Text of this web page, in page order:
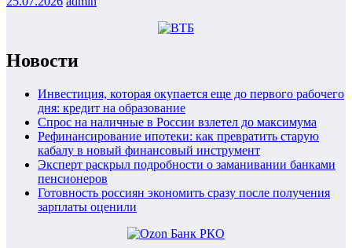
Новости
Инвестиция, которая окупается еще до первого рабочего
дня: кредит на образование
Спрос на наличные в России взлетел до максимума
Рефинансирование ипотеки: как превратить старую
кабалу в новый финансовый инструмент
Эксперт раскрыл подробности о заманивании банками
пенсионеров
Готовность россиян экономить сразу после получения
зарплаты оценили